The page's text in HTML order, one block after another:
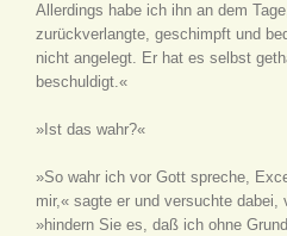
Allerdings habe ich ihn an dem
zurückverlangte, geschimpft und
nicht angelegt. Er hat es selbst
beschuldigt.«
»Ist das wahr?«
»So wahr ich vor Gott spreche,
mir,« sagte er und versuchte dabei,
»hindern Sie es, daß ich ohne